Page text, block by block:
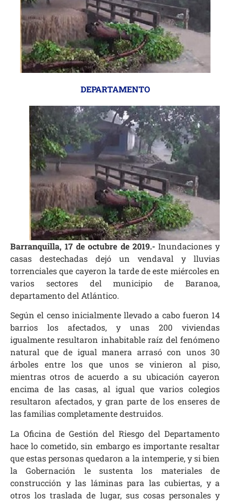
DEPARTAMENTO
Barranquilla, 17 de octubre de 2019.- Inundaciones y
casas destechadas dejó un vendaval y lluvias
torrenciales que cayeron la tarde de este miércoles en
varios sectores del municipio de Baranoa,
departamento del Atlántico.
Según el censo inicialmente llevado a cabo fueron 14
barrios los afectados, y unas 200 viviendas
igualmente resultaron inhabitable raíz del fenómeno
natural que de igual manera arrasó con unos 30
árboles entre los que unos se vinieron al piso,
mientras otros de acuerdo a su ubicación cayeron
encima de las casas, al igual que varios colegios
resultaron afectados, y gran parte de los enseres de
las familias completamente destruidos.
La Oficina de Gestión del Riesgo del Departamento
hace lo cometido, sin embargo es importante resaltar
que estas personas quedaron a la intemperie, y si bien
la Gobernación le sustenta los materiales de
construcción y las láminas para las cubiertas, y a
otros los traslada de lugar, sus cosas personales y